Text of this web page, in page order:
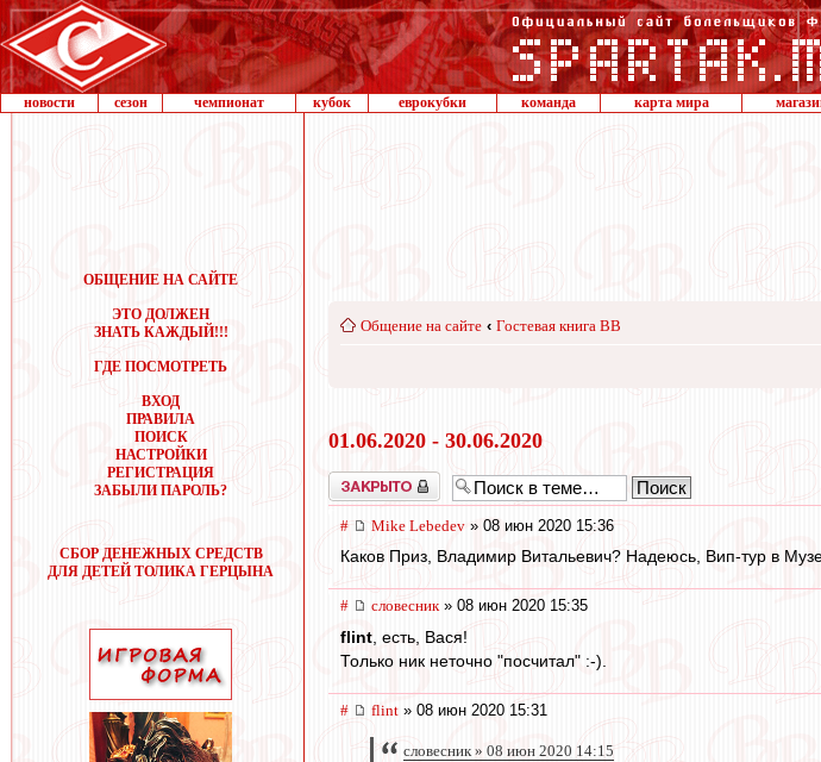
новости сезон чемпионат кубок еврокубки команда карта мира
ОБЩЕНИЕ НА САЙТЕ
ЭТО ДОЛЖЕН
ЗНАТЬ КАЖДЫЙ!!!
ГДЕ ПОСМОТРЕТЬ
ВХОД
ПРАВИЛА
ПОИСК
НАСТРОЙКИ
РЕГИСТРАЦИЯ
ЗАБЫЛИ ПАРОЛЬ?
СБОР ДЕНЕЖНЫХ СРЕДСТВ
ДЛЯ ДЕТЕЙ ТОЛИКА ГЕРЦЫНА
Общение на сайте ‹ Гостевая книга ВВ
01.06.2020 - 30.06.2020
Закрыто
# Mike Lebedev » 08 июн 2020 15:36
Каков Приз, Владимир Витальевич? Надеюсь, Вип-тур в
# словесник» 08 июн 2020 15:35
flint , есть, Вася!
Только ник неточно "посчитал" :-).
# flint » 08 июн 2020 15:31
словесник » 08 июн 2020 14:15